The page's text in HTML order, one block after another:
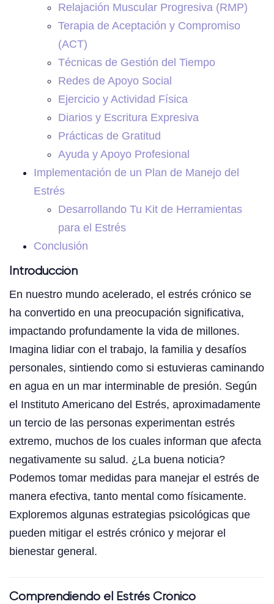
Relajación Muscular Progresiva (RMP)
Terapia de Aceptación y Compromiso
(ACT)
Técnicas de Gestión del Tiempo
Redes de Apoyo Social
Ejercicio y Actividad Física
Diarios y Escritura Expresiva
Prácticas de Gratitud
Ayuda y Apoyo Profesional
Implementación de un Plan de Manejo del
Estrés
Desarrollando Tu Kit de Herramientas
para el Estrés
Conclusión
Introducción
En nuestro mundo acelerado, el estrés crónico se
ha convertido en una preocupación significativa,
impactando profundamente la vida de millones.
Imagina lidiar con el trabajo, la familia y desafíos
personales, sintiendo como si estuvieras caminando
en agua en un mar interminable de presión. Según
el Instituto Americano del Estrés, aproximadamente
un tercio de las personas experimentan estrés
extremo, muchos de los cuales informan que afecta
negativamente su salud. ¿La buena noticia?
Podemos tomar medidas para manejar el estrés de
manera efectiva, tanto mental como físicamente.
Exploremos algunas estrategias psicológicas que
pueden mitigar el estrés crónico y mejorar el
bienestar general.
Comprendiendo el Estrés Crónico